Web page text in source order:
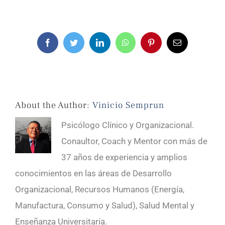
FacebookTwitter LinkedInWhatsAppPinterestEmail
About the Author: Vinicio Semprun
Psicólogo Clínico y Organizacional.
Conaultor, Coach y Mentor con más de
37 años de experiencia y amplios
conocimientos en las áreas de Desarrollo
Organizacional, Recursos Humanos (Energía,
Manufactura, Consumo y Salud), Salud Mental y
Enseñanza Universitaria.